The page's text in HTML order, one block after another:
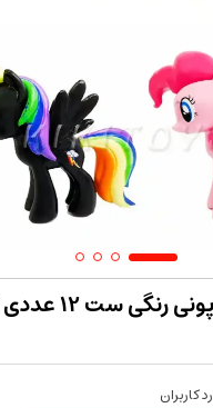
کاربران